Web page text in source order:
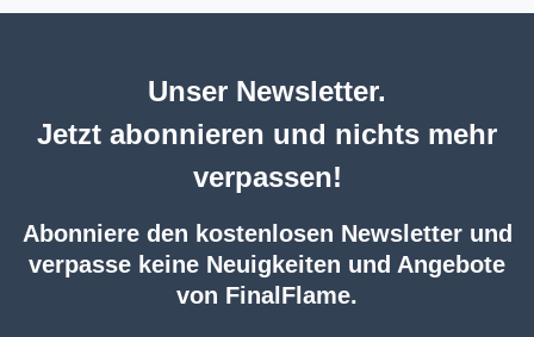
Unser Newsletter.
Jetzt abonnieren und nichts mehr
verpassen!
Abonniere den kostenlosen Newsletter und
verpasse keine Neuigkeiten und Angebote
von FinalFlame.